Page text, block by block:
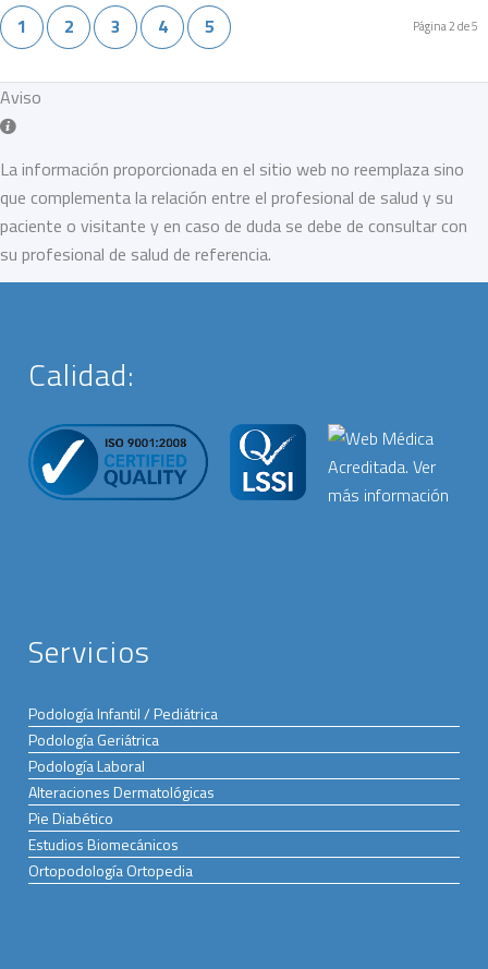
Página 2 de 5
1 2 3 4 5
Aviso
La información proporcionada en el sitio web no reemplaza sino
que complementa la relación entre el profesional de salud y su
paciente o visitante y en caso de duda se debe de consultar con
su profesional de salud de referencia.
Calidad:
Servicios
Podología Infantil / Pediátrica
Podología Geriátrica
Podología Laboral
Alteraciones Dermatológicas
Pie Diabético
Estudios Biomecánicos
Ortopodología Ortopedia